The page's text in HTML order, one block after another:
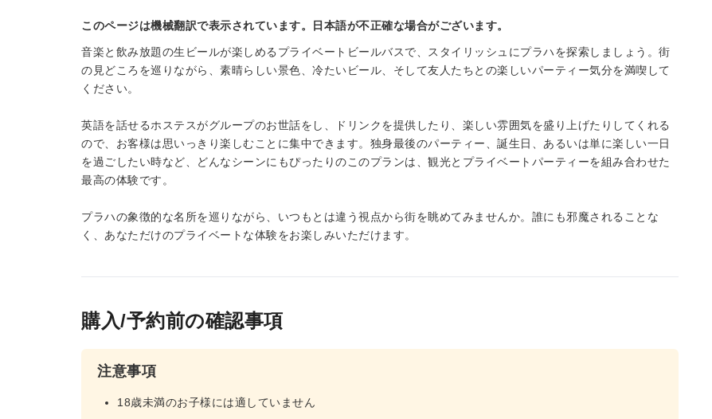
このページは機械翻訳で表示されています。日本語が不正確な場合がございます。
音楽と飲み放題の生ビールが楽しめるプライベートビールバスで、スタイリッシュにプラハを探索しましょう。街
の見どころを巡りながら、素晴らしい景色、冷たいビール、そして友人たちとの楽しいパーティー気分を満喫して
ください。
英語を話せるホステスがグループのお世話をし、ドリンクを提供したり、楽しい雰囲気を盛り上げたりしてくれる
ので、お客様は思いっきり楽しむことに集中できます。独身最後のパーティー、誕生日、あるいは単に楽しい一日
を過ごしたい時など、どんなシーンにもぴったりのこのプランは、観光とプライベートパーティーを組み合わせた
最高の体験です。
プラハの象徴的な名所を巡りながら、いつもとは違う視点から街を眺めてみませんか。誰にも邪魔されることな
く、あなただけのプライベートな体験をお楽しみいただけます。
購入/予約前の確認事項
注意事項
18歳未満のお子様には適していません